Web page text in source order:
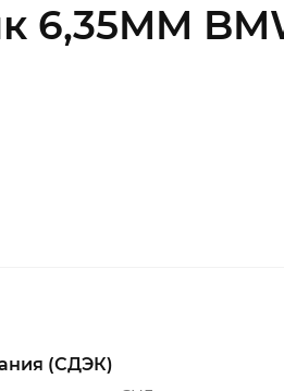
6,35MM
(СДЭК)